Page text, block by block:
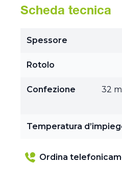
Scheda tecnica
Spessore
Rotolo
Confezione
32
Temperatura
Ordina